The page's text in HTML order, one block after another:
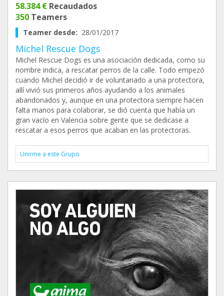
58.384 € Recaudados
350 Teamers
Teamer desde: 28/01/2017
Michel Rescue Dogs
Michel Rescue Dogs es una asociación dedicada, como su
nombre indica, a rescatar perros de la calle. Todo empezó
cuando Michel decidió ir de voluntariado a una protectora,
allí vivió sus primeros años ayudando a los animales
abandonados y, aunque en una protectora siempre hacen
falta manos para colaborar, se dió cuenta que había un
gran vacío en Valencia sobre gente que se dedicase a
rescatar a esos perros que acaban en las protectoras.
Unirme a este Grupo